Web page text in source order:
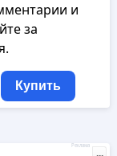
и
за
Купить
Реклама
...